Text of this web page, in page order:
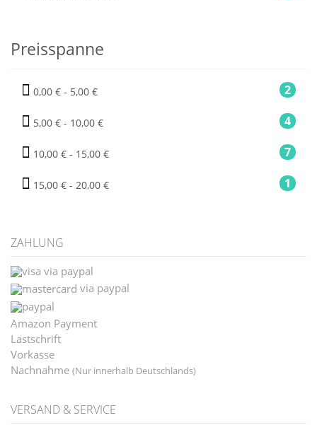
Preisspanne
2
0,00 € - 5,00 €
4
5,00 € - 10,00 €
7
10,00 € - 15,00 €
1
15,00 € - 20,00 €
ZAHLUNG
via paypal
via paypal
Amazon Payment
Lastschrift
Vorkasse
Nachnahme (Nur innerhalb Deutschlands)
VERSAND & SERVICE